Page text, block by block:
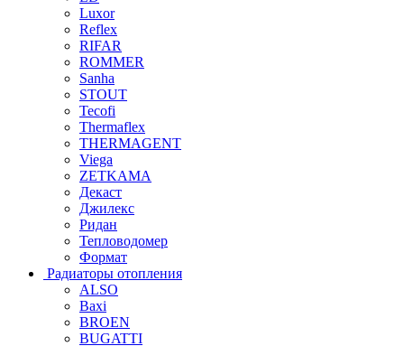
Luxor
Reflex
RIFAR
ROMMER
Sanha
STOUT
Tecofi
Thermaflex
THERMAGENT
Viega
ZETKAMA
Декаст
Джилекс
Ридан
Тепловодомер
Формат
Радиаторы отопления
ALSO
Baxi
BROEN
BUGATTI